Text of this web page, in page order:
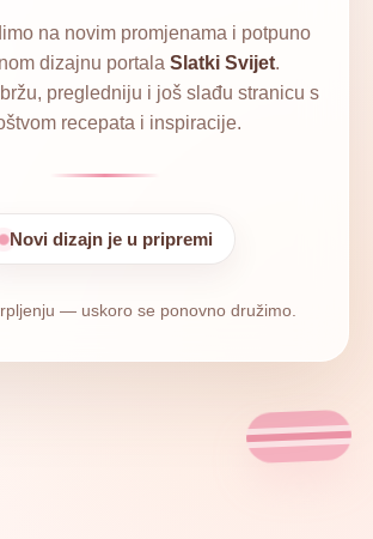
na novim promjenama i potpuno
dizajnu portala Slatki Svijet.
pregledniju i još slađu stranicu s
recepata i inspiracije.
Novi dizajn je u pripremi
— uskoro se ponovno družimo.